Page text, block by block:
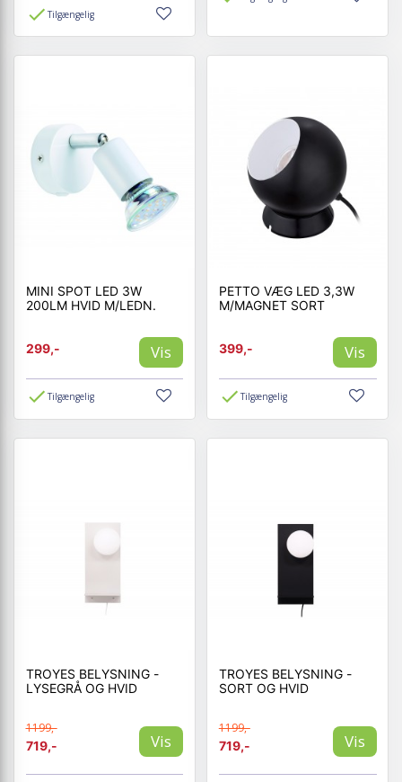
Tilgængelig
MINI SPOT LED 3W
200LM HVID M/LEDN.
299,- Vis
Tilgængelig
PETTO VÆG LED 3,3W
M/MAGNET SORT
399,- Vis
Tilgængelig
TROYES BELYSNING -
LYSEGRÅ OG HVID
1199,-
719,-
Vis
TROYES BELYSNING -
SORT OG HVID
1199,-
719,-
Vis